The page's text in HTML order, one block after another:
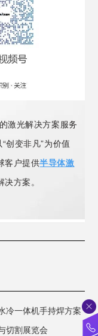
激光解决方案服务
创变非凡”为价值
客户提供半导体激
方案。
冷一体机手持焊方案
切割展览会